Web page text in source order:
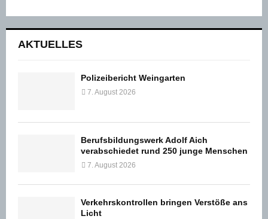
AKTUELLES
Polizeibericht Weingarten
7. August 2026
Berufsbildungswerk Adolf Aich
verabschiedet rund 250 junge Menschen
7. August 2026
Verkehrskontrollen bringen Verstöße ans
Licht